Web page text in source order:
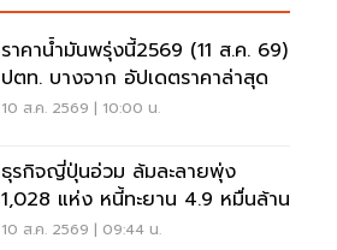
ราคาน้ำมันพรุ่งนี้2569 (11 ส.ค. 69)
ปตท. บางจาก อัปเดตราคาล่าสุด
10 ส.ค. 2569 | 10:00 น.
ธุรกิจญี่ปุ่นอ่วม ล้มละลายพุ่ง
1,028 แห่ง หนี้ทะยาน 4.9 หมื่นล้าน
10 ส.ค. 2569 | 09:44 น.